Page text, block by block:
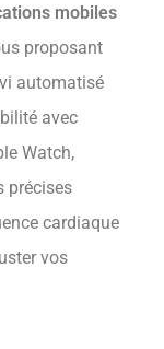
mobiles
proposant
automatisé
avec
Watch,
précises
cardiaque
vos